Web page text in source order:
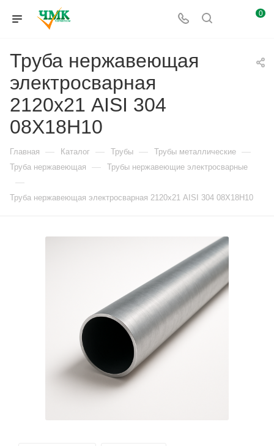
0
Труба нержавеющая
электросварная
2120х21 AISI 304
08Х18Н10
Главная — Каталог — Трубы — Трубы металлические —
Труба нержавеющая — Трубы нержавеющие электросварные
—
Труба нержавеющая электросварная 2120х21 AISI 304 08Х18Н10